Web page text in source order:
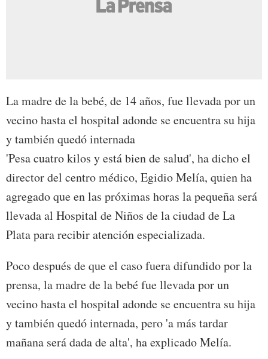
La madre de la bebé, de 14 años, fue llevada por un
vecino hasta el hospital adonde se encuentra su hija
y también quedó internada
'Pesa cuatro kilos y está bien de salud', ha dicho el
director del centro médico, Egidio Melía, quien ha
agregado que en las próximas horas la pequeña será
llevada al Hospital de Niños de la ciudad de La
Plata para recibir atención especializada.
Poco después de que el caso fuera difundido por la
prensa, la madre de la bebé fue llevada por un
vecino hasta el hospital adonde se encuentra su hija
y también quedó internada, pero 'a más tardar
mañana será dada de alta', ha explicado Melía.